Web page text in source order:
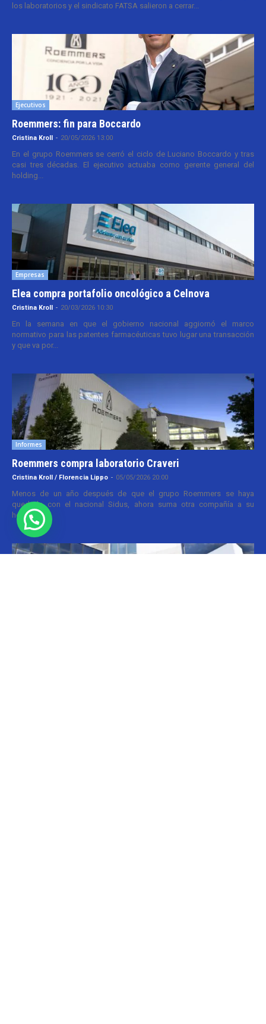
los laboratorios y el sindicato FATSA salieron a cerrar...
Ejecutivos
Roemmers: fin para Boccardo
Cristina Kroll - 20/05/2026 13:00
En el grupo Roemmers se cerró el ciclo de Luciano Boccardo y tras
casi tres décadas. El ejecutivo actuaba como gerente general del
holding...
Empresas
Elea compra portafolio oncológico a Celnova
Cristina Kroll - 20/03/2026 10:30
En la semana en que el gobierno nacional aggiornó el marco
normativo para las patentes farmacéuticas tuvo lugar una transacción
y que va por...
Informes
Roemmers compra laboratorio Craveri
Cristina Kroll / Florencia Lippo - 05/05/2026 20:00
Menos de un año después de que el grupo Roemmers se haya
quedado con el nacional Sidus, ahora suma otra compañía a su
holding....